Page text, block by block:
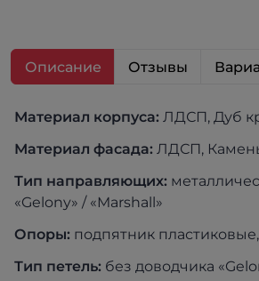
Описание Отзывы
Материал корпуса: ЛДСП, Дуб
Материал фасада: ЛДСП,
Тип направляющих:
«Gelony» / «Marshall»
Опоры: подпятник
Тип петель: без доводчика